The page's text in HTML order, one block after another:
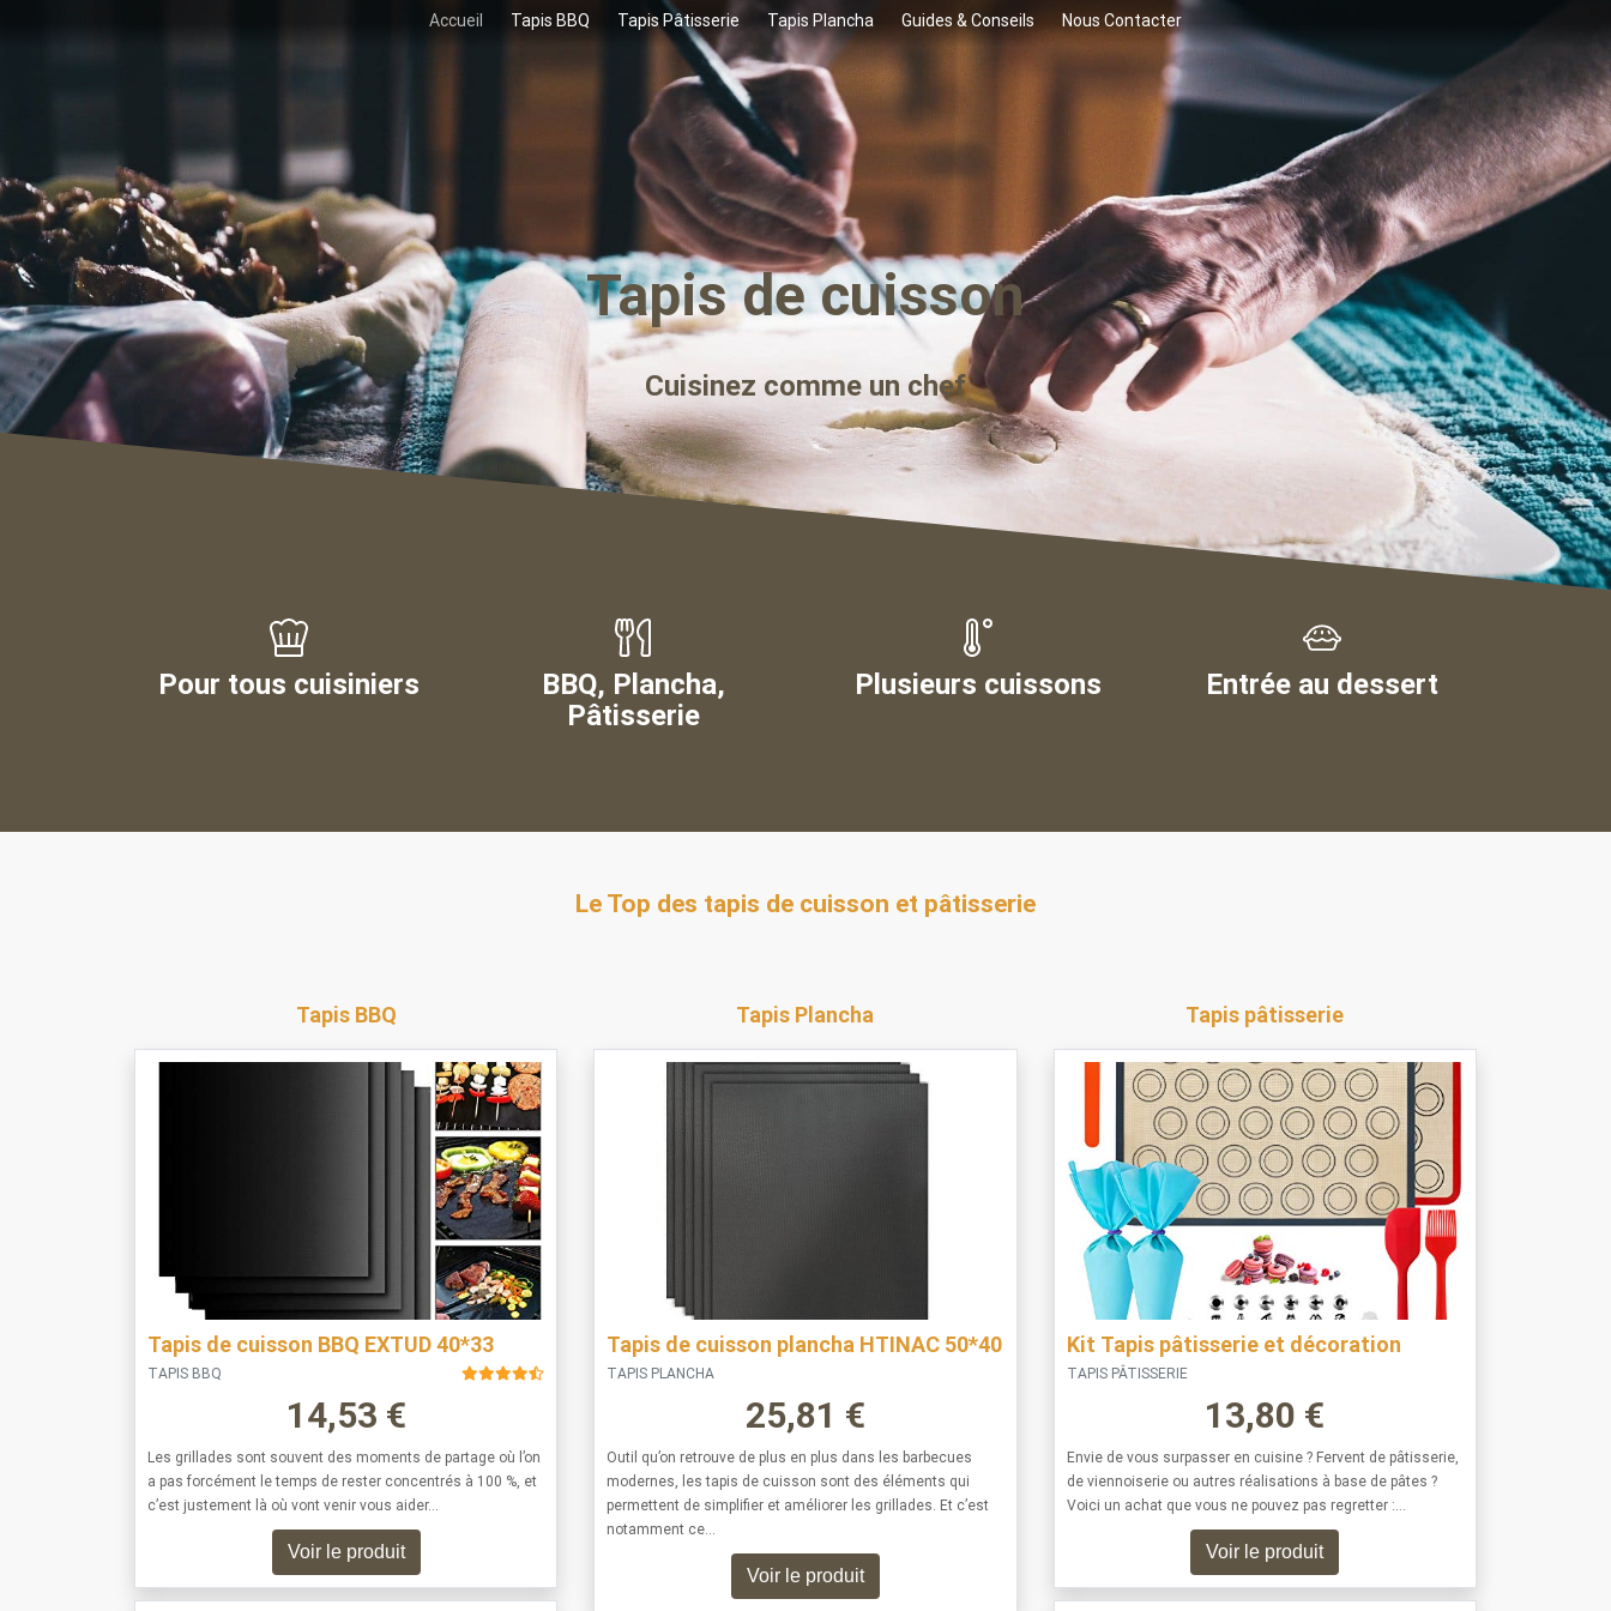
Accueil Tapis BBQ Tapis Pâtisserie Tapis Plancha Guides & Conseils Nous Contacter
Tapis de cuisson
Cuisinez comme un chef
Pour tous cuisiniers
BBQ, Plancha,
Pâtisserie
Plusieurs cuissons Entrée au dessert
Le Top des tapis de cuisson et pâtisserie
Tapis BBQ
Tapis de cuisson BBQ EXTUD 40*33
TAPIS BBQ
14,53 €
Les grillades sont souvent des moments de partage où l’on
a pas forcément le temps de rester concentrés à 100 %, et
c’est justement là où vont venir vous aider…
Voir le produit
Tapis Plancha
Tapis de cuisson plancha HTINAC 50*40
TAPIS PLANCHA
25,81 €
Outil qu’on retrouve de plus en plus dans les barbecues
modernes, les tapis de cuisson sont des éléments qui
permettent de simplifier et améliorer les grillades. Et c’est
notamment ce…
Voir le produit
Tapis pâtisserie
Kit Tapis pâtisserie et décoration
TAPIS PÂTISSERIE
13,80 €
Envie de vous surpasser en cuisine ? Fervent de pâtisserie,
de viennoiserie ou autres réalisations à base de pâtes ?
Voici un achat que vous ne pouvez pas regretter :…
Voir le produit